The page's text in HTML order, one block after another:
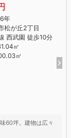
年
松が丘2丁目
西武園 徒歩10分
㎡
㎡
60坪。建物は広々